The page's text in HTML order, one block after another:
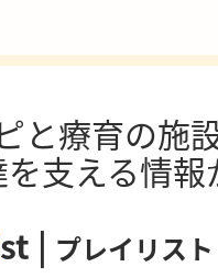
と療育の施
支える情報
st | プレイリスト